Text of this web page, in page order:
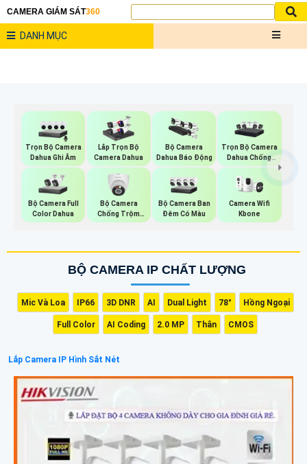
CAMERA GIÁM SÁT360
DANH MỤC
Trọn Bộ Camera
Dahua Ghi Âm
Lắp Trọn Bộ
Camera Dahua
Bộ Camera
Dahua Báo Động
Trọn Bộ Camera
Dahua Chống
Trộm
Bộ Camera Full
Color Dahua
Bộ Camera
Chống Trộm
Kbvision
Bộ Camera Ban
Đêm Có Màu
Camera Wifi
Kbone
BỘ CAMERA IP CHẤT LƯỢNG
Mic Và Loa IP66 3D DNR AI Dual Light 78° Hồng Ngoại
Full Color AI Coding 2.0 MP Thân CMOS
Lắp Camera IP Hình Sắt Nét